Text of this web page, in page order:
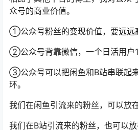
众号的商业价值。
①公众号粉丝的变现价值，要远远
②公众号背靠微信，一个日活用户
③公众号可以把闲鱼和B站串联起
环。
我们在闲鱼引流来的粉丝，可以放
我们在B站引流来的粉丝，也可以放